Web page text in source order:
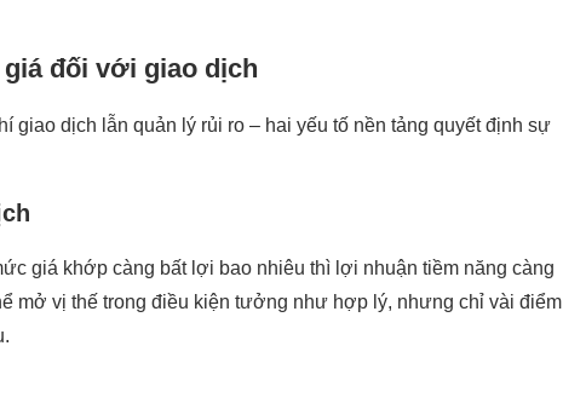
đối với giao dịch
giao dịch lẫn quản lý rủi ro – hai yếu tố nền tảng quyết định sự
giá khớp càng bất lợi bao nhiêu thì lợi nhuận tiềm năng càng
mở vị thế trong điều kiện tưởng như hợp lý, nhưng chỉ vài điểm